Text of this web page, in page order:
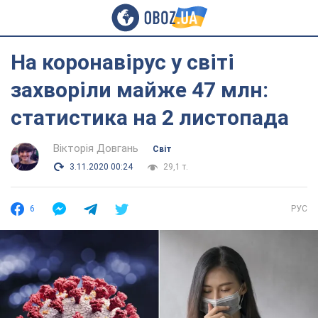
На коронавірус у світі
захворіли майже 47 млн:
статистика на 2 листопада
Вікторія Довгань
Світ
3.11.2020 00:24
29,1 т.
6 РУС